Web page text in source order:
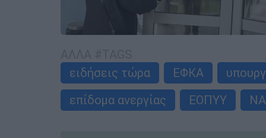
ειδήσεις τώρα
ΕΦΚΑ
επίδομα ανεργίας
ΕΟΠΥΥ